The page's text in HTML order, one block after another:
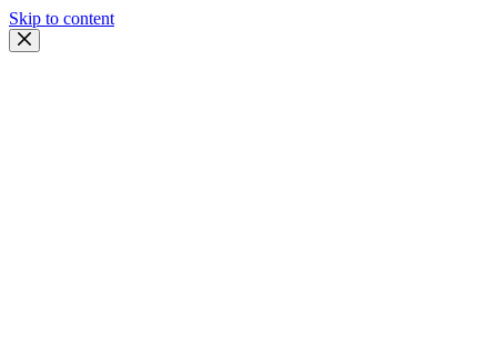
Skip to content